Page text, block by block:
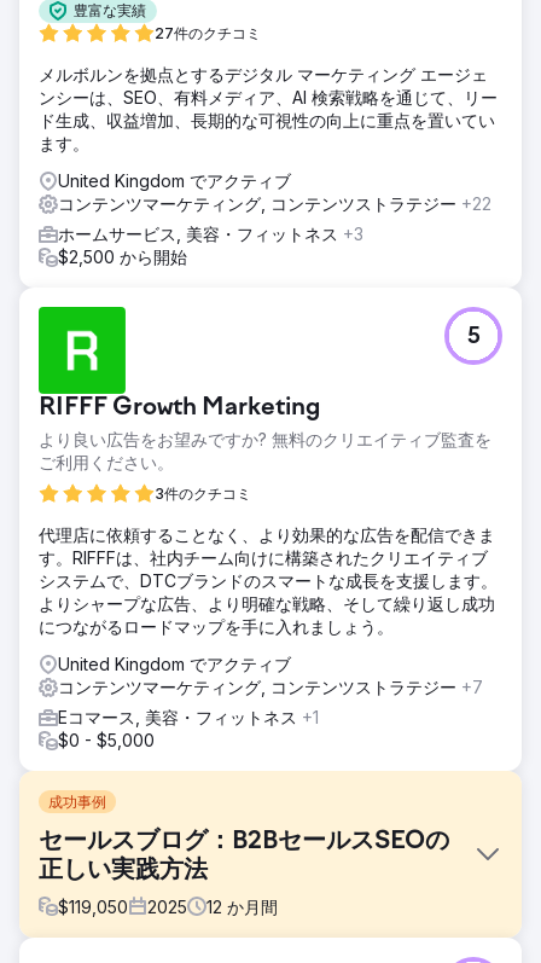
豊富な実績
27件のクチコミ
メルボルンを拠点とするデジタル マーケティング エージェ
ンシーは、SEO、有料メディア、AI 検索戦略を通じて、リー
ド生成、収益増加、長期的な可視性の向上に重点を置いてい
ます。
United Kingdom でアクティブ
コンテンツマーケティング, コンテンツストラテジー +22
ホームサービス, 美容・フィットネス +3
$2,500 から開始
RIFFF Growth Marketing
より良い広告をお望みですか? 無料のクリエイティブ監査を
ご利用ください。
3件のクチコミ
5
代理店に依頼することなく、より効果的な広告を配信できま
す。RIFFFは、社内チーム向けに構築されたクリエイティブ
システムで、DTCブランドのスマートな成長を支援します。
よりシャープな広告、より明確な戦略、そして繰り返し成功
につながるロードマップを手に入れましょう。
United Kingdom でアクティブ
コンテンツマーケティング, コンテンツストラテジー +7
Eコマース, 美容・フィットネス +1
$0 - $5,000
成功事例
セールスブログ：B2BセールスSEOの
正しい実践方法
$119,050 2025 12 か月間